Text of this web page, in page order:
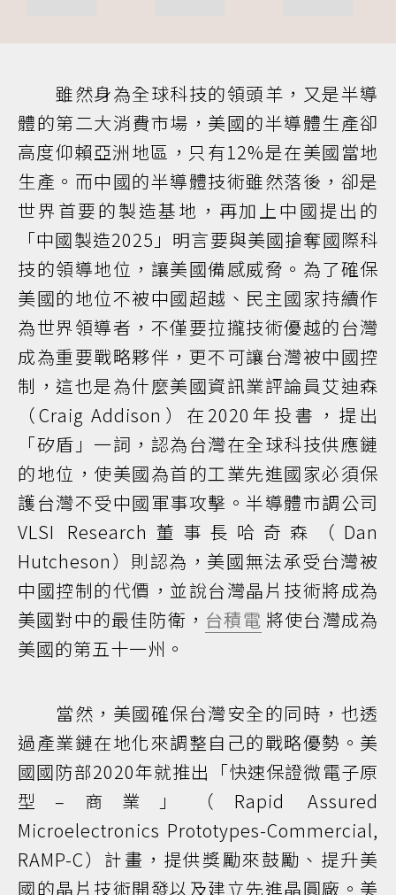
雖然身為全球科技的領頭羊，又是半導
體的第二大消費市場，美國的半導體生產卻
高度仰賴亞洲地區，只有12%是在美國當地
生產。而中國的半導體技術雖然落後，卻是
世界首要的製造基地，再加上中國提出的
「中國製造2025」明言要與美國搶奪國際科
技的領導地位，讓美國備感威脅。為了確保
美國的地位不被中國超越、民主國家持續作
為世界領導者，不僅要拉攏技術優越的台灣
成為重要戰略夥伴，更不可讓台灣被中國控
制，這也是為什麼美國資訊業評論員艾迪森
（Craig Addison）在2020年投書，提出
「矽盾」一詞，認為台灣在全球科技供應鏈
的地位，使美國為首的工業先進國家必須保
護台灣不受中國軍事攻擊。半導體市調公司
VLSI Research董事長哈奇森（Dan
Hutcheson）則認為，美國無法承受台灣被
中國控制的代價，並說台灣晶片技術將成為
美國對中的最佳防衛， 台積電 將使台灣成為
美國的第五十一州。
當然，美國確保台灣安全的同時，也透
過產業鏈在地化來調整自己的戰略優勢。美
國國防部2020年就推出「快速保證微電子原
型–商業」（Rapid Assured
Microelectronics Prototypes-Commercial,
RAMP-C）計畫，提供獎勵來鼓勵、提升美
國的晶片技術開發以及建立先進晶圓廠。美